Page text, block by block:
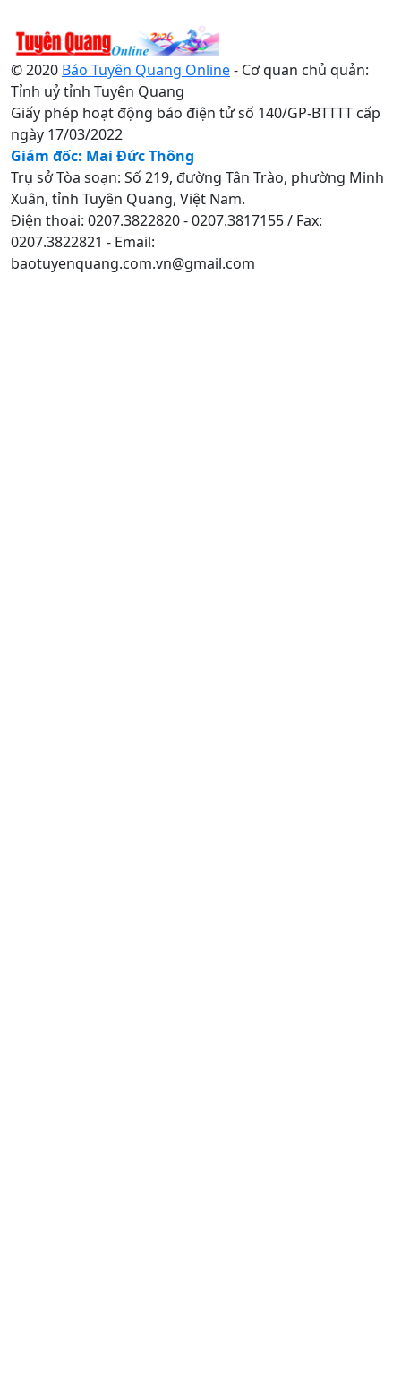
© 2020 Báo Tuyên Quang Online- Cơ quan chủ quản:
Tỉnh uỷ tỉnh Tuyên Quang
Giấy phép hoạt động báo điện tử số 140/GP-BTTTT cấp
ngày 17/03/2022
Giám đốc: Mai Đức Thông
Trụ sở Tòa soạn: Số 219, đường Tân Trào, phường Minh
Xuân, tỉnh Tuyên Quang, Việt Nam.
Điện thoại: 0207.3822820 - 0207.3817155 / Fax:
0207.3822821 - Email:
baotuyenquang.com.vn@gmail.com